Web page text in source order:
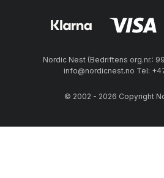
Nordic Nest (Bedriftens org.nr.:
info@nordicnest.no Tel:
© 2002 - 2026 Copyright